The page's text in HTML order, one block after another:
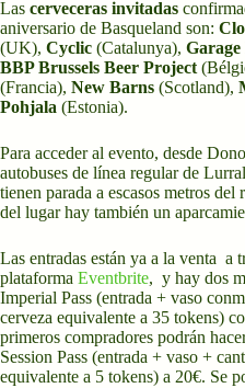
Las cerveceras invitadas
aniversario de Basqueland son:
(UK), Cyclic (Catalunya), Garage
BBP Brussels Beer Project
(Francia), New Barns (Scotland),
Pohjala (Estonia).
Para acceder al evento, desde
autobuses de línea regular de
tienen parada a escasos metros
del lugar hay también un
Las entradas están ya a la venta a
plataforma Eventbrite, y hay dos
Imperial Pass (entrada + vaso
cerveza equivalente a 35 tokens)
primeros compradores podrán
Session Pass (entrada + vaso +
equivalente a 5 tokens) a 20€. Se